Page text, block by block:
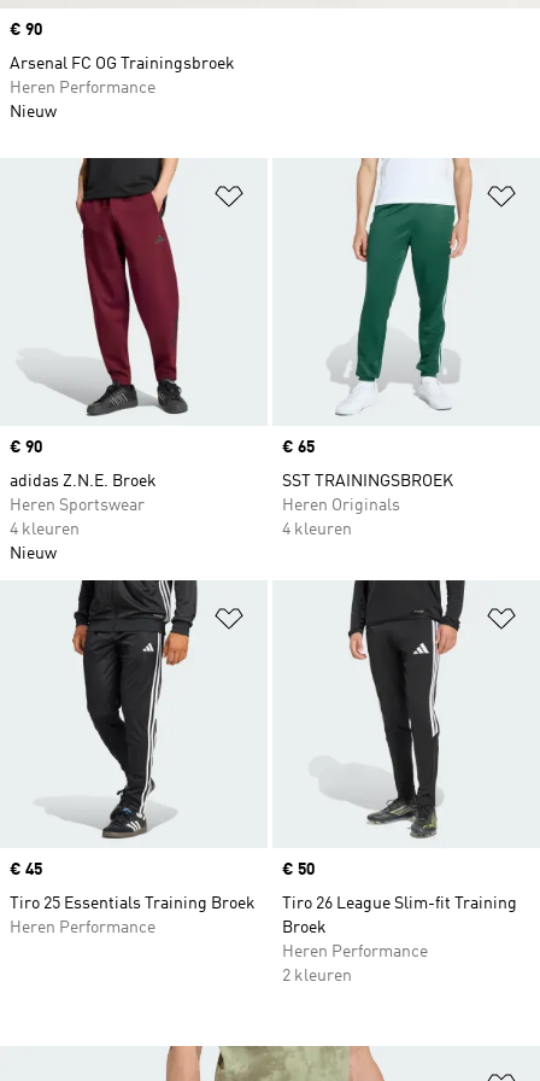
Op verlanglijst zetten
Price
€ 90
adidas Z.N.E. Broek
Heren Sportswear
4 kleuren
Nieuw
Price
€ 65
SST TRAININGSBROEK
Heren Originals
4 kleuren
Op verlanglijst zetten
Price
€ 45
Tiro 25 Essentials Training Broek
Heren Performance
Price
€ 50
Tiro 26 League Slim-fit Training
Broek
Heren Performance
2 kleuren
Price
€ 90
Arsenal FC OG Trainingsbroek
Heren Performance
Nieuw